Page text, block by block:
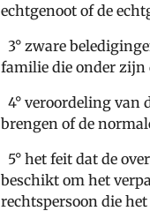
echtgenoot of de
3° zware
familie die onder zijn
4° veroordeling van
brengen of de
5° het feit dat de
beschikt om het
rechtspersoon die